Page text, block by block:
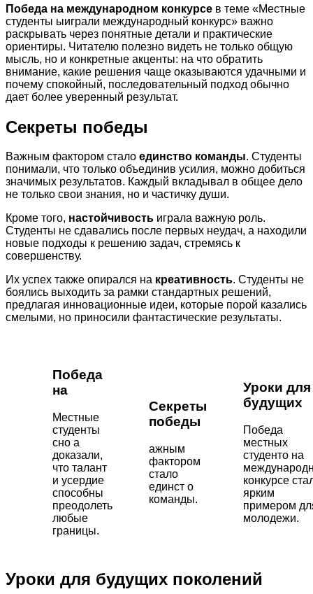
Победа на международном конкурсе в теме «Местные
студенты ыиграли международный конкурс» важно
раскрывать через понятные детали и практические
ориентиры. Читателю полезно видеть не только общую
мысль, но и конкретные акценты: на что обратить
внимание, какие решения чаще оказываются удачными и
почему спокойный, последовательный подход обычно
дает более уверенный результат.
Секреты победы
Важным фактором стало единство команды. Студенты
понимали, что только объединив усилия, можно добиться
значимых результатов. Каждый вкладывал в общее дело
не только свои знания, но и частичку души.
Кроме того, настойчивость играла важную роль.
Студенты не сдавались после первых неудач, а находили
новые подходы к решению задач, стремясь к
совершенству.
Их успех также опирался на креативность. Студенты не
боялись выходить за рамки стандартных решений,
предлагая инновационные идеи, которые порой казались
смелыми, но приносили фантастические результаты.
Победа
на
Местные
студенты
сно а
доказали,
что талант
и усердие
способны
преодолеть
любые
границы.
Секреты
победы
ажным
фактором
стало
единст о
команды.
Уроки для
будущих
Победа
местных
студенто на
конкурсе
ярким
примером
молодежи.
Уроки для будущих поколений